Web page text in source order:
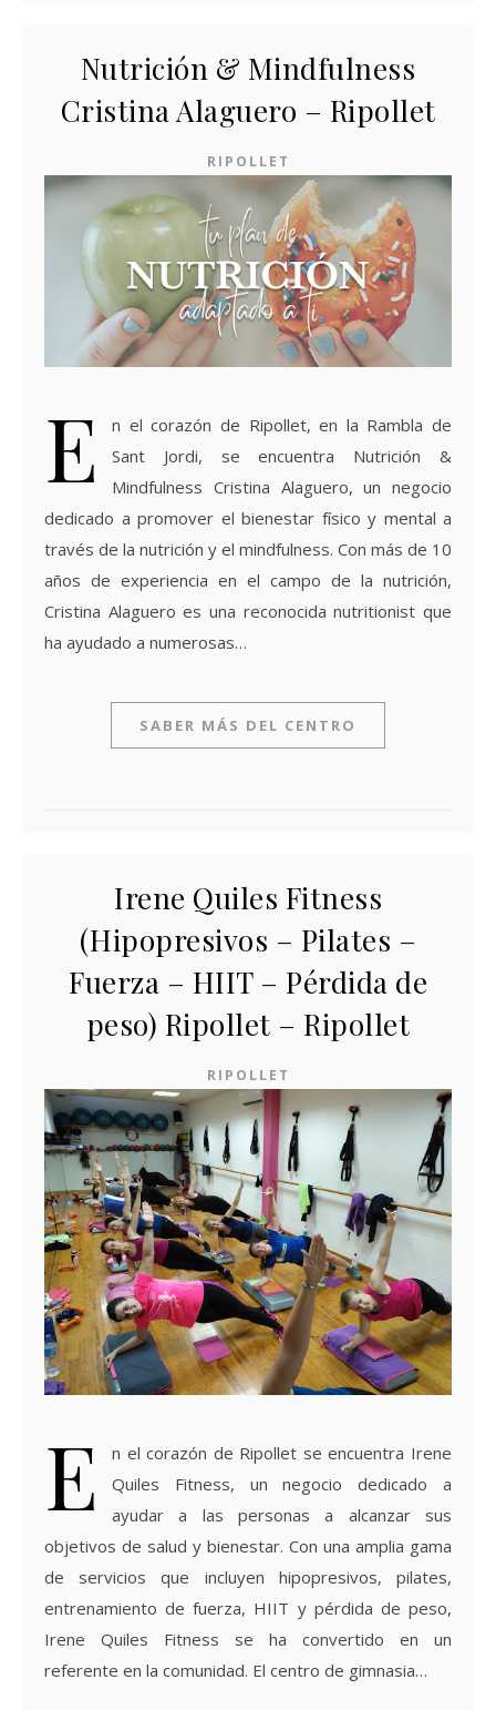
Nutrición & Mindfulness
Cristina Alaguero – Ripollet
RIPOLLET
E
n el corazón de Ripollet, en la Rambla de
Sant Jordi, se encuentra Nutrición &
Mindfulness Cristina Alaguero, un negocio
dedicado a promover el bienestar físico y mental a
través de la nutrición y el mindfulness. Con más de 10
años de experiencia en el campo de la nutrición,
Cristina Alaguero es una reconocida nutritionist que
ha ayudado a numerosas…
SABER MÁS DEL CENTRO
Irene Quiles Fitness
(Hipopresivos – Pilates –
Fuerza – HIIT – Pérdida de
peso) Ripollet – Ripollet
RIPOLLET
E
n el corazón de Ripollet se encuentra Irene
Quiles Fitness, un negocio dedicado a
ayudar a las personas a alcanzar sus
objetivos de salud y bienestar. Con una amplia gama
de servicios que incluyen hipopresivos, pilates,
entrenamiento de fuerza, HIIT y pérdida de peso,
Irene Quiles Fitness se ha convertido en un
referente en la comunidad. El centro de gimnasia…